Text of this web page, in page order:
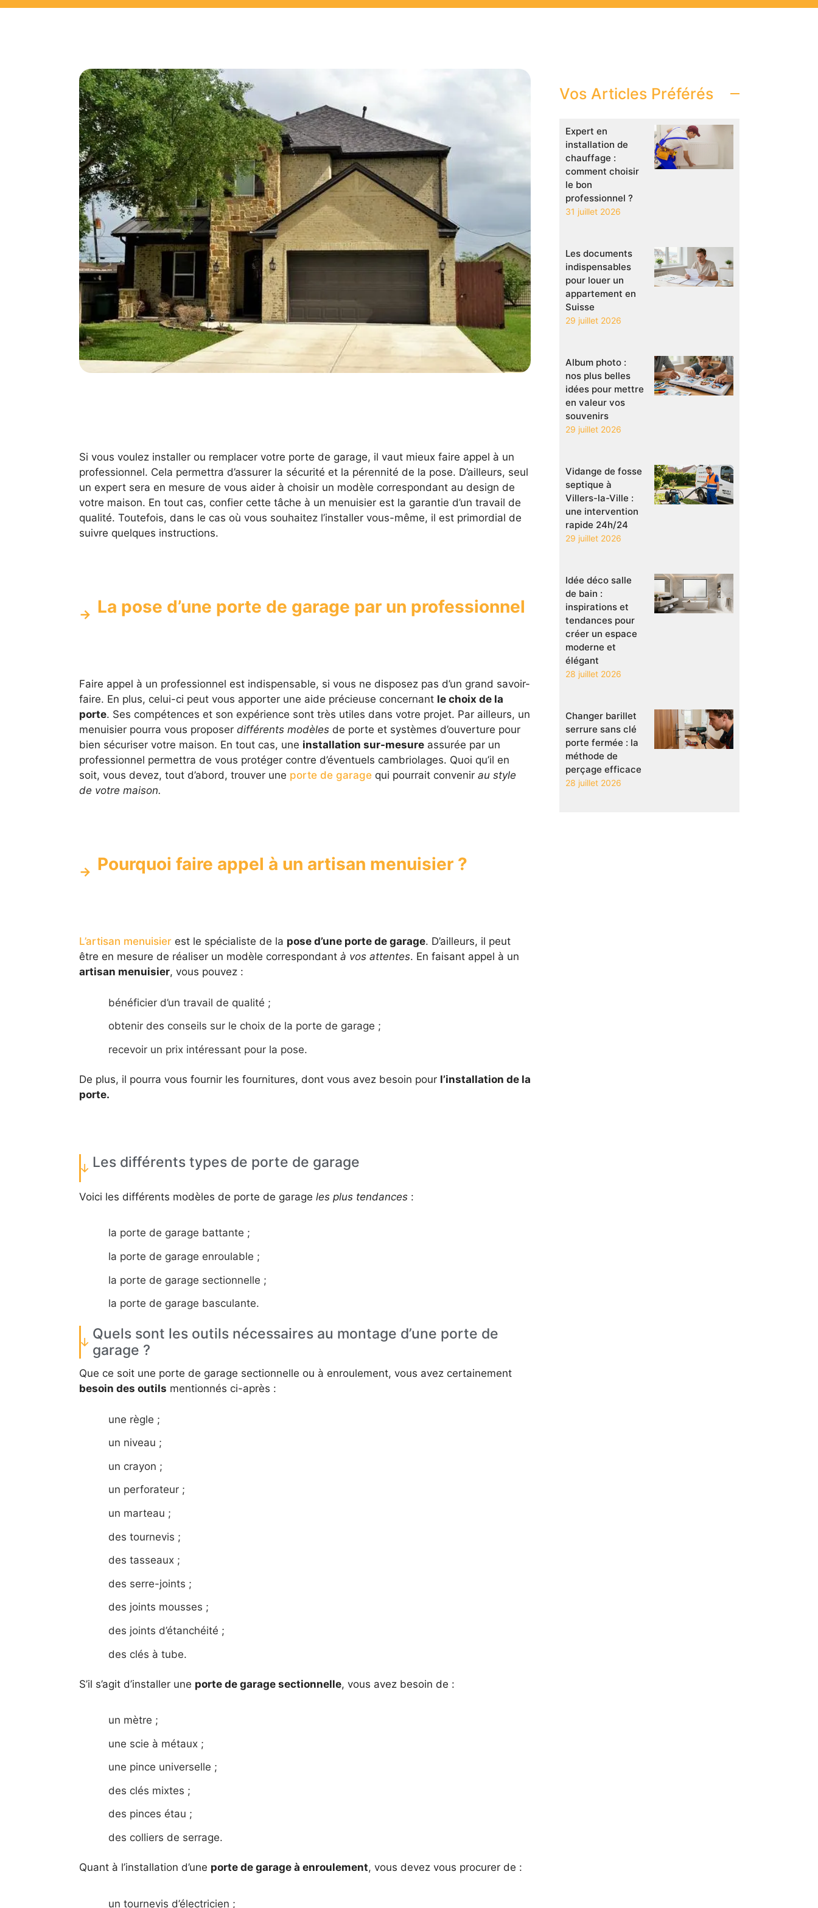
Si vous voulez installer ou remplacer votre porte de garage, il vaut mieux faire appel à un
professionnel. Cela permettra d’assurer la sécurité et la pérennité de la pose. D’ailleurs, seul
un expert sera en mesure de vous aider à choisir un modèle correspondant au design de
votre maison. En tout cas, confier cette tâche à un menuisier est la garantie d’un travail de
qualité. Toutefois, dans le cas où vous souhaitez l’installer vous-même, il est primordial de
suivre quelques instructions.
La pose d’une porte de garage par un professionnel
Faire appel à un professionnel est indispensable, si vous ne disposez pas d’un grand savoir-
faire. En plus, celui-ci peut vous apporter une aide précieuse concernant le choix de la
porte. Ses compétences et son expérience sont très utiles dans votre projet. Par ailleurs, un
menuisier pourra vous proposer différents modèlesde porte et systèmes d’ouverture pour
bien sécuriser votre maison. En tout cas, une installation sur-mesureassurée par un
professionnel permettra de vous protéger contre d’éventuels cambriolages. Quoi qu’il en
soit, vous devez, tout d’abord, trouver une porte de garagequi pourrait convenir au style
de votre maison.
Pourquoi faire appel à un artisan menuisier ?
L’artisan menuisierest le spécialiste de la pose d’une porte de garage. D’ailleurs, il peut
être en mesure de réaliser un modèle correspondant à vos attentes. En faisant appel à un
artisan menuisier, vous pouvez :
bénéficier d’un travail de qualité ;
obtenir des conseils sur le choix de la porte de garage ;
recevoir un prix intéressant pour la pose.
De plus, il pourra vous fournir les fournitures, dont vous avez besoin pour l’installation de la
porte.
Les différents types de porte de garage
Voici les différents modèles de porte de garage les plus tendances:
la porte de garage battante ;
la porte de garage enroulable ;
la porte de garage sectionnelle ;
la porte de garage basculante.
Quels sont les outils nécessaires au montage d’une porte de
garage ?
Que ce soit une porte de garage sectionnelle ou à enroulement, vous avez certainement
besoin des outils mentionnés ci-après :
une règle ;
un niveau ;
un crayon ;
un perforateur ;
un marteau ;
des tournevis ;
des tasseaux ;
des serre-joints ;
des joints mousses ;
des joints d’étanchéité ;
des clés à tube.
S’il s’agit d’installer une porte de garage sectionnelle, vous avez besoin de :
un mètre ;
une scie à métaux ;
une pince universelle ;
des clés mixtes ;
des pinces étau ;
des colliers de serrage.
Quant à l’installation d’une porte de garage à enroulement, vous devez vous procurer de :
un tournevis d’électricien ;
Vos Articles Préférés
Expert en
installation de
chauffage :
comment choisir
le bon
professionnel ?
31 juillet 2026
Les documents
indispensables
pour louer un
appartement en
Suisse
29 juillet 2026
Album photo :
nos plus belles
idées pour mettre
en valeur vos
souvenirs
29 juillet 2026
Vidange de fosse
septique à
Villers-la-Ville :
une intervention
rapide 24h/24
29 juillet 2026
Idée déco salle
de bain :
inspirations et
tendances pour
créer un espace
moderne et
élégant
28 juillet 2026
Changer barillet
serrure sans clé
porte fermée : la
méthode de
perçage efficace
28 juillet 2026